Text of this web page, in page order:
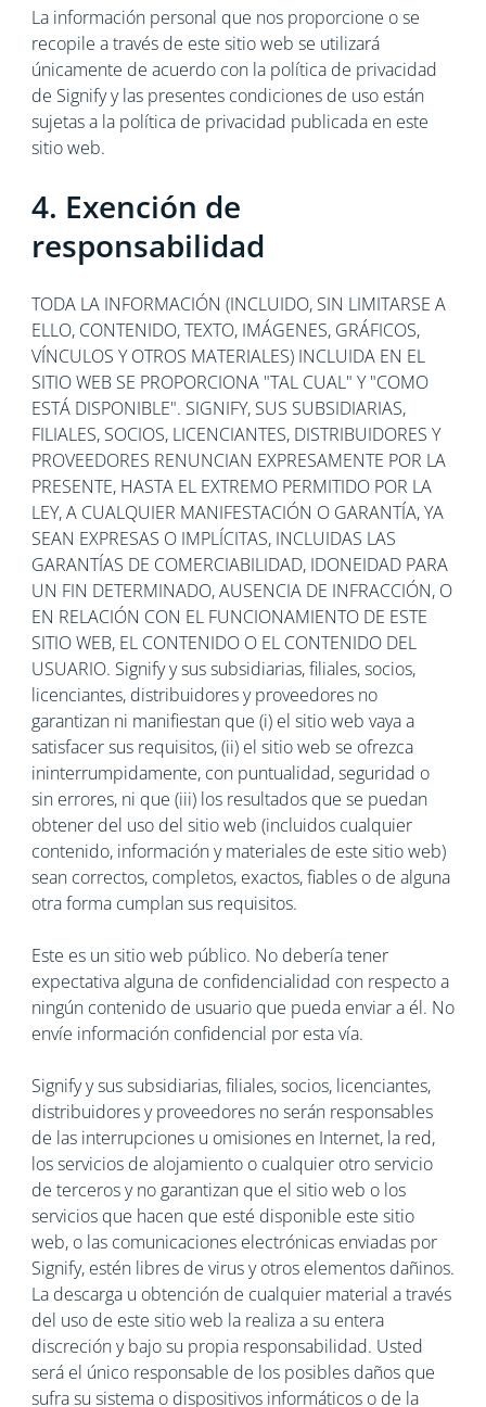
La información personal que nos proporcione o se
recopile a través de este sitio web se utilizará
únicamente de acuerdo con la política de privacidad
de Signify y las presentes condiciones de uso están
sujetas a la política de privacidad publicada en este
sitio web.
4. Exención de
responsabilidad
TODA LA INFORMACIÓN (INCLUIDO, SIN LIMITARSE A
ELLO, CONTENIDO, TEXTO, IMÁGENES, GRÁFICOS,
VÍNCULOS Y OTROS MATERIALES) INCLUIDA EN EL
SITIO WEB SE PROPORCIONA "TAL CUAL" Y "COMO
ESTÁ DISPONIBLE". SIGNIFY, SUS SUBSIDIARIAS,
FILIALES, SOCIOS, LICENCIANTES, DISTRIBUIDORES Y
PROVEEDORES RENUNCIAN EXPRESAMENTE POR LA
PRESENTE, HASTA EL EXTREMO PERMITIDO POR LA
LEY, A CUALQUIER MANIFESTACIÓN O GARANTÍA, YA
SEAN EXPRESAS O IMPLÍCITAS, INCLUIDAS LAS
GARANTÍAS DE COMERCIABILIDAD, IDONEIDAD PARA
UN FIN DETERMINADO, AUSENCIA DE INFRACCIÓN, O
EN RELACIÓN CON EL FUNCIONAMIENTO DE ESTE
SITIO WEB, EL CONTENIDO O EL CONTENIDO DEL
USUARIO. Signify y sus subsidiarias, filiales, socios,
licenciantes, distribuidores y proveedores no
garantizan ni manifiestan que (i) el sitio web vaya a
satisfacer sus requisitos, (ii) el sitio web se ofrezca
ininterrumpidamente, con puntualidad, seguridad o
sin errores, ni que (iii) los resultados que se puedan
obtener del uso del sitio web (incluidos cualquier
contenido, información y materiales de este sitio web)
sean correctos, completos, exactos, fiables o de alguna
otra forma cumplan sus requisitos.
Este es un sitio web público. No debería tener
expectativa alguna de confidencialidad con respecto a
ningún contenido de usuario que pueda enviar a él. No
envíe información confidencial por esta vía.
Signify y sus subsidiarias, filiales, socios, licenciantes,
distribuidores y proveedores no serán responsables
de las interrupciones u omisiones en Internet, la red,
los servicios de alojamiento o cualquier otro servicio
de terceros y no garantizan que el sitio web o los
servicios que hacen que esté disponible este sitio
web, o las comunicaciones electrónicas enviadas por
Signify, estén libres de virus y otros elementos dañinos.
La descarga u obtención de cualquier material a través
del uso de este sitio web la realiza a su entera
discreción y bajo su propia responsabilidad. Usted
será el único responsable de los posibles daños que
sufra su sistema o dispositivos informáticos o de la